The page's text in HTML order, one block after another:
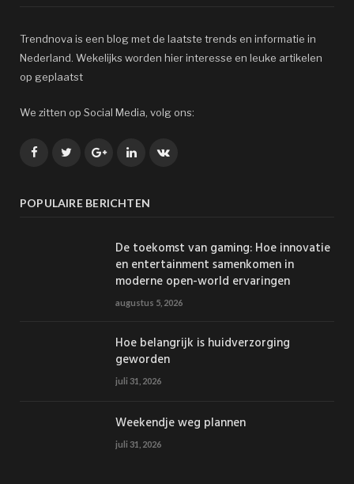
Trendnova is een blog met de laatste trends en informatie in
Nederland. Wekelijks worden hier interesse en leuke artikelen
op geplaatst
We zitten op Social Media, volg ons:
FacebookTwitterGoogle+LinkedInVK
POPULAIRE BERICHTEN
De toekomst van gaming: Hoe innovatie
en entertainment samenkomen in
moderne open-world ervaringen
augustus 5, 2026
Hoe belangrijk is huidverzorging
geworden
juli 31, 2026
Weekendje weg plannen
juli 31, 2026